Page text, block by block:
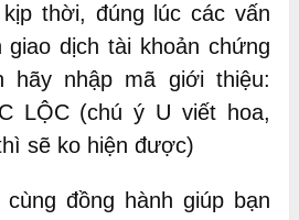
thời, đúng lúc các vấn
giao dịch tài khoản chứng
hãy nhập mã giới thiệu:
LỘC (chú ý U viết hoa,
sẽ ko hiện được)
đồng hành giúp bạn